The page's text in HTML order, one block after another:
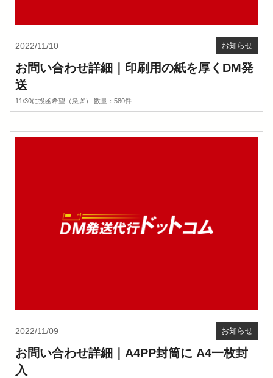
2022/11/10 お知らせ
お問い合わせ詳細｜印刷用の紙を厚くDM発
送
11/30に投函希望（急ぎ） 数量：580件
2022/11/09 お知らせ
お問い合わせ詳細｜A4PP封筒に A4一枚封
入